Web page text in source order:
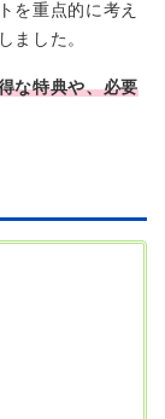
を重点的に考え
ました。
な特典や、必要